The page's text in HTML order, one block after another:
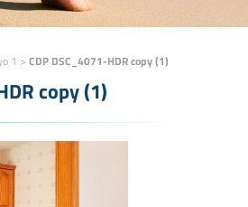
1 > CDP DSC_4071-HDR copy (1)
copy (1)